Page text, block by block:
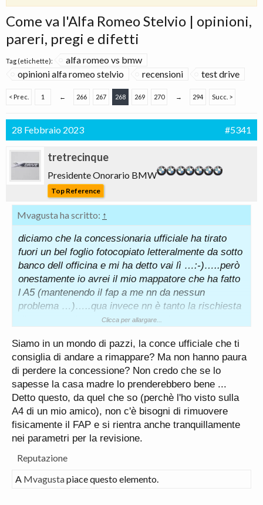
Come va l'Alfa Romeo Stelvio | opinioni,
pareri, pregi e difetti
Tag (etichette):
alfa romeo vs bmw
opinioni alfa romeo stelvio
recensioni test drive
< Prec. 1 ← 266 267 268 269 270 → 294 Succ. >
28 Febbraio 2023 #5341
tretrecinque
Presidente Onorario BMW
Top Reference
Mvagusta ha scritto: ↑
diciamo che la concessionaria ufficiale ha tirato
fuori un bel foglio fotocopiato letteralmente da sotto
banco dell officina e mi ha detto vai lì …:-)…..però
onestamente io avrei il mio mappatore che ha fatto
l A5 (mantenendo il fap a me nn da nessun
problema …)…..qua invece nn è tanto la rischiesta
di aumento di potenza ma proprio L eliminazione
dovuto fare ….
Clicca per allargare...
Siamo in un mondo di pazzi, la conce ufficiale che ti
consiglia di andare a rimappare? Ma non hanno paura
di perdere la concessione? Non credo che se lo
sapesse la casa madre lo prenderebbero bene ...
Detto questo, da quel che so (perchè l'ho visto sulla
A4 di un mio amico), non c'è bisogni di rimuovere
fisicamente il FAP e si rientra anche tranquillamente
nei parametri per la revisione.
Reputazione
A Mvagustapiace questo elemento.